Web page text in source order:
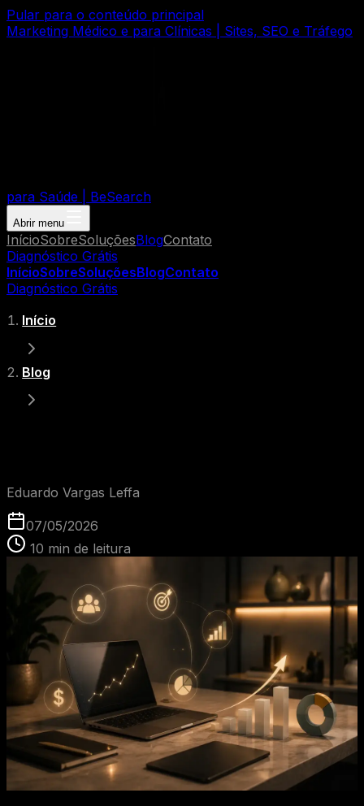
Pular para o conteúdo principal
Marketing Médico e para Clínicas | Sites, SEO e Tráfego
para Saúde | BeSearch
Abrir menu
InícioSobreSoluçõesBlogContato
Diagnóstico Grátis
InícioSobreSoluçõesBlogContato
Diagnóstico Grátis
Início
Blog
Eduardo Vargas Leffa
07/05/2026
10 min de leitura